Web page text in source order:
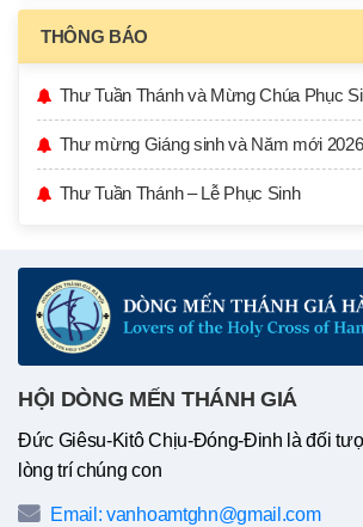
THÔNG BÁO
Thư Tuần Thánh và Mừng Chúa Phục
Thư mừng Giáng sinh và Năm mới 2026
Thư Tuần Thánh – Lễ Phục Sinh
HỘI DÒNG MẾN THÁNH GIÁ
Đức Giêsu-Kitô Chịu-Đóng-Đinh là đối
lòng trí chúng con
Email: vanhoamtghn@gmail.com